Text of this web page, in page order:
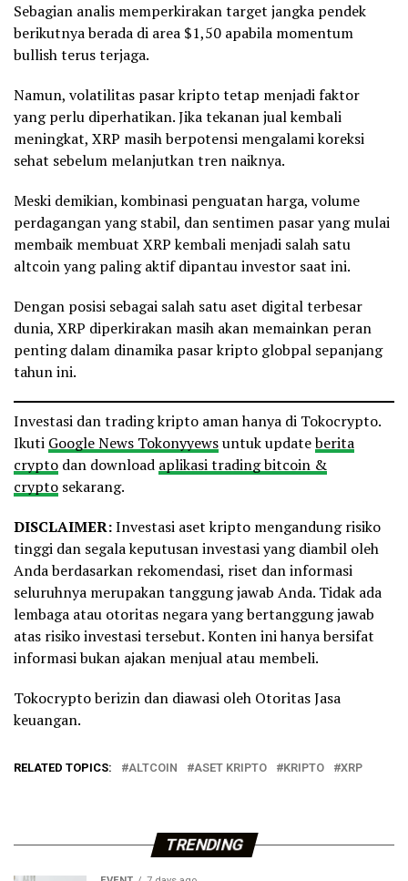
Sebagian analis memperkirakan target jangka pendek
berikutnya berada di area $1,50 apabila momentum
bullish terus terjaga.
Namun, volatilitas pasar kripto tetap menjadi faktor
yang perlu diperhatikan. Jika tekanan jual kembali
meningkat, XRP masih berpotensi mengalami koreksi
sehat sebelum melanjutkan tren naiknya.
Meski demikian, kombinasi penguatan harga, volume
perdagangan yang stabil, dan sentimen pasar yang mulai
membaik membuat XRP kembali menjadi salah satu
altcoin yang paling aktif dipantau investor saat ini.
Dengan posisi sebagai salah satu aset digital terbesar
dunia, XRP diperkirakan masih akan memainkan peran
penting dalam dinamika pasar kripto globpal sepanjang
tahun ini.
Investasi dan trading kripto aman hanya di Tokocrypto.
Ikuti Google News Tokonyyewsuntuk updateberita
crypto dan download aplikasi trading bitcoin &
crypto sekarang.
DISCLAIMER:Investasi aset kripto mengandung risiko
tinggi dan segala keputusan investasi yang diambil oleh
Anda berdasarkan rekomendasi, riset dan informasi
seluruhnya merupakan tanggung jawab Anda. Tidak ada
lembaga atau otoritas negara yang bertanggung jawab
atas risiko investasi tersebut. Konten ini hanya bersifat
informasi bukan ajakan menjual atau membeli.
Tokocrypto berizin dan diawasi oleh Otoritas Jasa
keuangan.
RELATED TOPICS: ALTCOIN ASET KRIPTO KRIPTO XRP
TRENDING